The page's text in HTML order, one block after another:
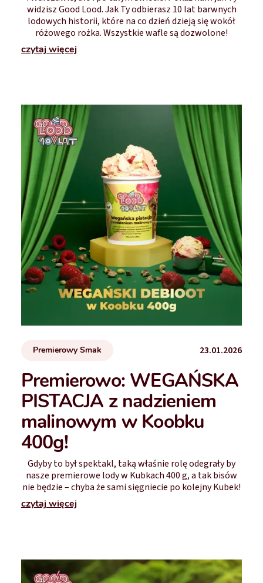
widzisz Good Lood. Jak Ty odbierasz 10 lat barwnych
lodowych historii, które na co dzień dzieją się wokół
różowego rożka. Wszystkie wafle są dozwolone!
czytaj więcej
Premierowy Smak 23.01.2026
Premierowo: WEGAŃSKA
PISTACJA z nadzieniem
malinowym w Koobku
400g!
Gdyby to był spektakl, taką właśnie rolę odegrały by
nasze premierowe lody w Kubkach 400 g, a tak bisów
nie będzie – chyba że sami sięgniecie po kolejny Kubek!
czytaj więcej